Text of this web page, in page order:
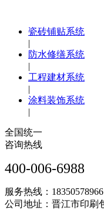
瓷砖铺贴系统
|
防水修缮系统
|
工程建材系统
|
涂料装饰系统
|
全国统一
咨询热线
400-006-6988
服务热线：
公司地址：晋江市印刷